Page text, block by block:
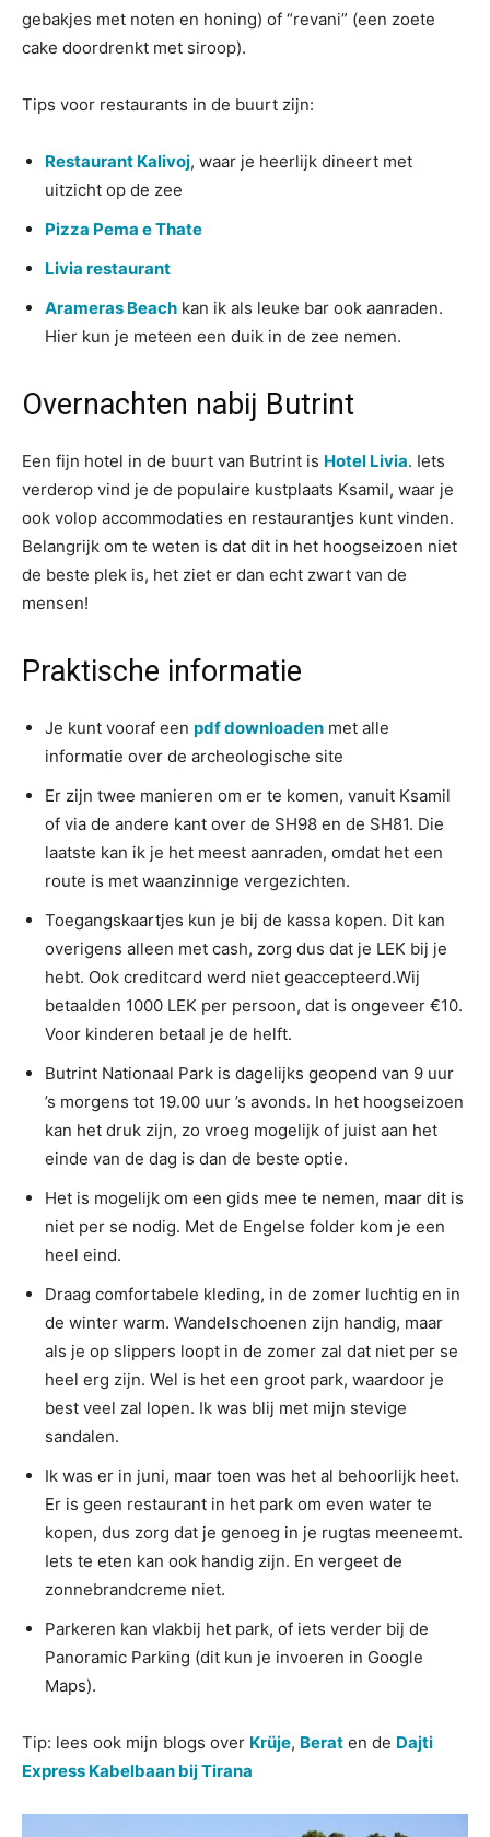
gebakjes met noten en honing) of “revani” (een zoete
cake doordrenkt met siroop).
Tips voor restaurants in de buurt zijn:
Restaurant Kalivoj, waar je heerlijk dineert met
uitzicht op de zee
Pizza Pema e Thate
Livia restaurant
Arameras Beach kan ik als leuke bar ook aanraden.
Hier kun je meteen een duik in de zee nemen.
Overnachten nabij Butrint
Een fijn hotel in de buurt van Butrint is Hotel Livia. Iets
verderop vind je de populaire kustplaats Ksamil, waar je
ook volop accommodaties en restaurantjes kunt vinden.
Belangrijk om te weten is dat dit in het hoogseizoen niet
de beste plek is, het ziet er dan echt zwart van de
mensen!
Praktische informatie
Je kunt vooraf een pdf downloaden met alle
informatie over de archeologische site
Er zijn twee manieren om er te komen, vanuit Ksamil
of via de andere kant over de SH98 en de SH81. Die
laatste kan ik je het meest aanraden, omdat het een
route is met waanzinnige vergezichten.
Toegangskaartjes kun je bij de kassa kopen. Dit kan
overigens alleen met cash, zorg dus dat je LEK bij je
hebt. Ook creditcard werd niet geaccepteerd.Wij
betaalden 1000 LEK per persoon, dat is ongeveer €10.
Voor kinderen betaal je de helft.
Butrint Nationaal Park is dagelijks geopend van 9 uur
’s morgens tot 19.00 uur ’s avonds. In het hoogseizoen
kan het druk zijn, zo vroeg mogelijk of juist aan het
einde van de dag is dan de beste optie.
Het is mogelijk om een gids mee te nemen, maar dit is
niet per se nodig. Met de Engelse folder kom je een
heel eind.
Draag comfortabele kleding, in de zomer luchtig en in
de winter warm. Wandelschoenen zijn handig, maar
als je op slippers loopt in de zomer zal dat niet per se
heel erg zijn. Wel is het een groot park, waardoor je
best veel zal lopen. Ik was blij met mijn stevige
sandalen.
Ik was er in juni, maar toen was het al behoorlijk heet.
Er is geen restaurant in het park om even water te
kopen, dus zorg dat je genoeg in je rugtas meeneemt.
Iets te eten kan ook handig zijn. En vergeet de
zonnebrandcreme niet.
Parkeren kan vlakbij het park, of iets verder bij de
Panoramic Parking (dit kun je invoeren in Google
Maps).
Tip: lees ook mijn blogs over Krüje, Berat en de Dajti
Express Kabelbaan bij Tirana